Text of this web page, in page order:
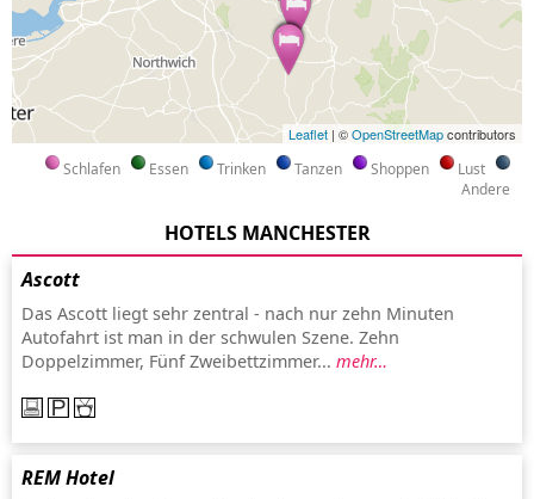
Leaflet | ©OpenStreetMapcontributors
Schlafen Essen Trinken Tanzen Shoppen
Lust
Andere
HOTELS MANCHESTER
Ascott
Das Ascott liegt sehr zentral - nach nur zehn Minuten
Autofahrt ist man in der schwulen Szene. Zehn
Doppelzimmer, Fünf Zweibettzimmer... mehr…
REM Hotel